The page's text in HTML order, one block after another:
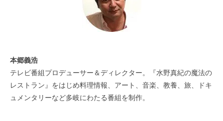
本郷義浩
テレビ番組プロデューサー＆ディレクター。『水野真紀の魔法の
レストラン』をはじめ料理情報、アート、音楽、教養、旅、ドキ
ュメンタリーなど多岐にわたる番組を制作。